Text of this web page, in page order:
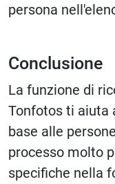
persona
Conclusione
La funzione di
Tonfotos ti aiuta
base alle
processo molto
specifiche nella